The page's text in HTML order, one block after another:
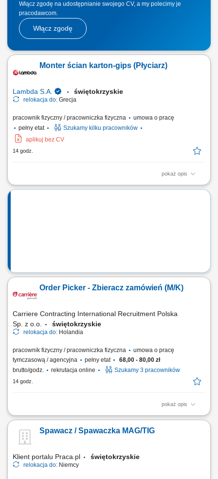
Włącz zgodę na udostępnianie swojego CV, a my polecimy je
pracodawcom.
Włącz zgodę
Monter ścian karton-gips (Płyciarz)
Lambda S.A. świętokrzyskie
relokacja do: Grecja
pracownik fizyczny / pracowniczka fizyczna
umowa o pracę
pełny etat
Szukamy kilku pracowników
aplikuj bez CV
14 godz.
pokaż opis
Twój zakres obowiązków: Montaż ścian, sufitów oraz innych zabudów z
Order Picker - Zbieracz zamówień (M/K)
Carriere Contracting International Recruitment Polska
Sp. z o.o.
świętokrzyskie
relokacja do: Holandia
pracownik fizyczny / pracowniczka fizyczna
umowa o pracę
tymczasową / agencyjna
pełny etat
68,00 - 80,00 zł
brutto/godz.
rekrutacja online Szukamy 3 pracowników
14 godz.
pokaż opis
Chcesz zacząć pracę za granicą i szukasz stabilnego zatrudnienia w
konkurencyjne wynagrodzenie, bezpieczne zakwaterowanie oraz
wsparcie na każdym etapie pracy. Nawet jeśli nie masz dużego
Spawacz / Spawaczka MAG/TIG
Klient portalu Praca.pl świętokrzyskie
relokacja do: Niemcy